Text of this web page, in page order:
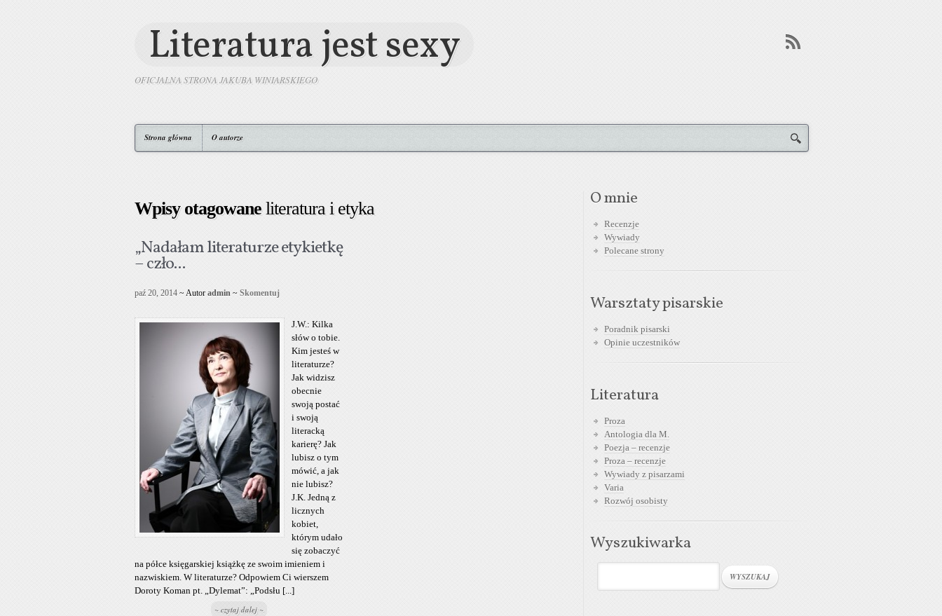
Literatura jest sexy
OFICJALNA STRONA JAKUBA WINIARSKIEGO
Strona główna O autorze
Wpisy otagowaneliteratura i etyka
„Nadałam literaturze etykietkę
– czło...
paź 20, 2014 ~ Autor admin ~ Skomentuj
J.W.: Kilka
słów o tobie.
Kim jesteś w
literaturze?
Jak widzisz
obecnie
swoją postać
i swoją
literacką
karierę? Jak
lubisz o tym
mówić, a jak
nie lubisz?
J.K. Jedną z
licznych
kobiet,
którym udało
się zobaczyć
na półce księgarskiej książkę ze swoim imieniem i
nazwiskiem. W literaturze? Odpowiem Ci wierszem
Doroty Koman pt. „Dylemat”: „Podsłu [...]
~ czytaj dalej ~
O mnie
Recenzje
Wywiady
Polecane strony
Warsztaty pisarskie
Poradnik pisarski
Opinie uczestników
Literatura
Proza
Antologia dla M.
Poezja – recenzje
Proza – recenzje
Wywiady z pisarzami
Varia
Rozwój osobisty
Wyszukiwarka